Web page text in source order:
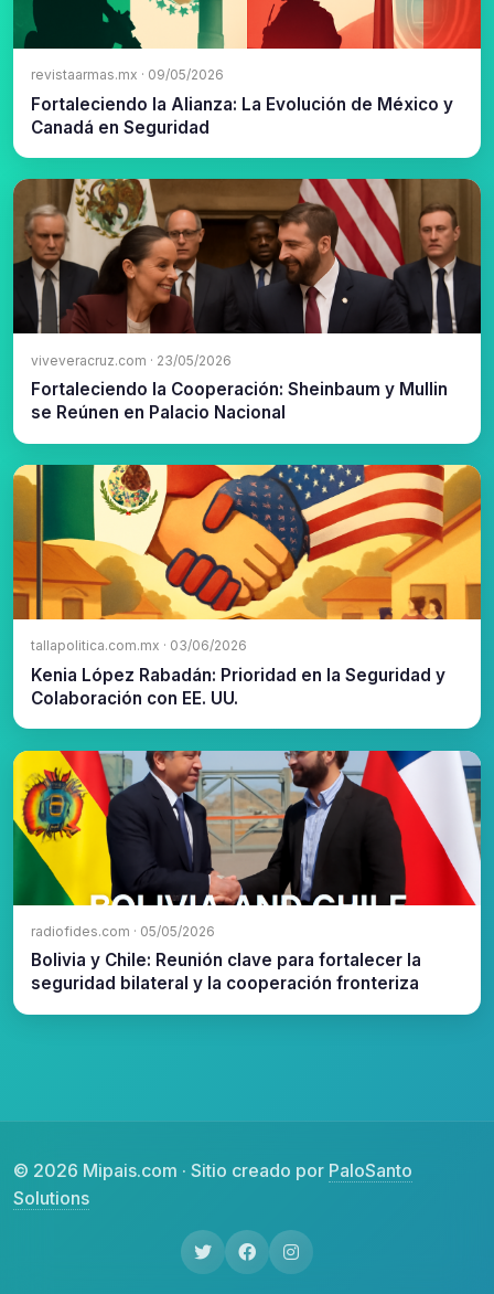
revistaarmas.mx · 09/05/2026
Fortaleciendo la Alianza: La Evolución de México y
Canadá en Seguridad
viveveracruz.com · 23/05/2026
Fortaleciendo la Cooperación: Sheinbaum y Mullin
se Reúnen en Palacio Nacional
tallapolitica.com.mx · 03/06/2026
Kenia López Rabadán: Prioridad en la Seguridad y
Colaboración con EE. UU.
radiofides.com · 05/05/2026
Bolivia y Chile: Reunión clave para fortalecer la
seguridad bilateral y la cooperación fronteriza
© 2026 Mipais.com · Sitio creado por PaloSanto
Solutions